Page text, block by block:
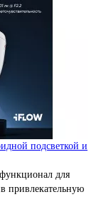
подсветкой и
для
привлекательную